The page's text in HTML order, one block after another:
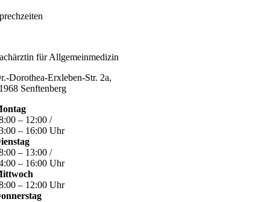
für Allgemeinmedizin
Dorothea-Erxleben-Str. 2a,
Senftenberg
– 12:00 /
– 16:00 Uhr
– 13:00 /
– 16:00 Uhr
– 12:00 Uhr